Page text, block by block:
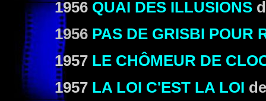
1956 QUAI DES ILLUSIONS
1956 PAS DE GRISBI POUR
1957 LE CHÔMEUR DE
1957 LA LOI C'EST LA LOI